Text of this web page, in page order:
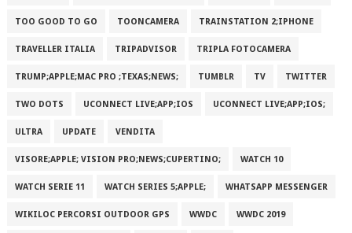
TOO GOOD TO GO TOONCAMERA TRAINSTATION 2;IPHONE
TRAVELLER ITALIA TRIPADVISOR TRIPLA FOTOCAMERA
TRUMP;APPLE;MAC PRO ;TEXAS;NEWS; TUMBLR TV TWITTER
TWO DOTS UCONNECT LIVE;APP;IOS UCONNECT LIVE;APP;IOS;
ULTRA UPDATE VENDITA
VISORE;APPLE; VISION PRO;NEWS;CUPERTINO; WATCH 10
WATCH SERIE 11 WATCH SERIES 5;APPLE; WHATSAPP MESSENGER
WIKILOC PERCORSI OUTDOOR GPS WWDC WWDC 2019